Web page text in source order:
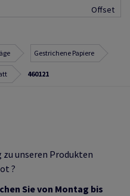
Offset
Gestrichene Papiere
460121
zu unseren Produkten
?
Sie von Montag bis